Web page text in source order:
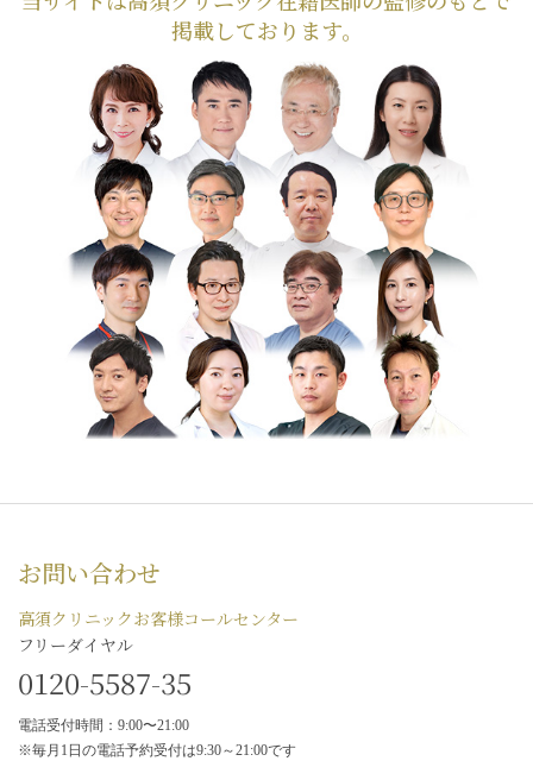
掲載しております。
お問い合わせ
高須クリニックお客様コールセンター
フリーダイヤル
0120-5587-35
電話受付時間：9:00〜21:00
※毎月1日の電話予約受付は9:30～21:00です